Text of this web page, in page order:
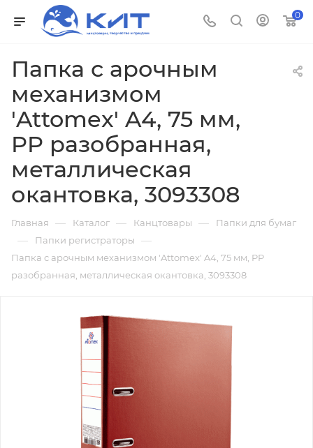
0
Папка с арочным
механизмом
'Attomex' A4, 75 мм,
PP разобранная,
металлическая
окантовка, 3093308
Главная — Каталог — Канцтовары — Папки для бумаг
— Папки регистраторы —
Папка с арочным механизмом 'Attomex' A4, 75 мм, PP
разобранная, металлическая окантовка, 3093308